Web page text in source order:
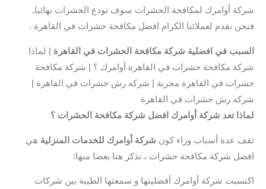
شركة أوامرك لمكافحة الحشرات سوف تودع الحشرات نهائيا.
فنحن نقدم لعملائنا الكرام افضل مكافحة حشرات في القاهرة .
السبب في افضلية شركة مكافحة الحشرات في القاهرة | لماذا
شركة مكافحة حشرات في القاهرة أوامرك ؟ | شركة مكافحة
حشرات في القاهرة مجربة | شركه رش حشرات في القاهرة |
شركه رش حشرات في القاهرة
لماذا تعد شركة أوامرك افضل شركة مكافحة الحشرات ؟
تقف عدة أسباب وراء كون شركة أوامرك للخدمات المنزلية هي
افضل شركة مكافحة حشرات ، نذكر هنا بعضا منها:
اكتسبت شركة أوامرك أفضليتها و سمعتها الطيبة بين شركات